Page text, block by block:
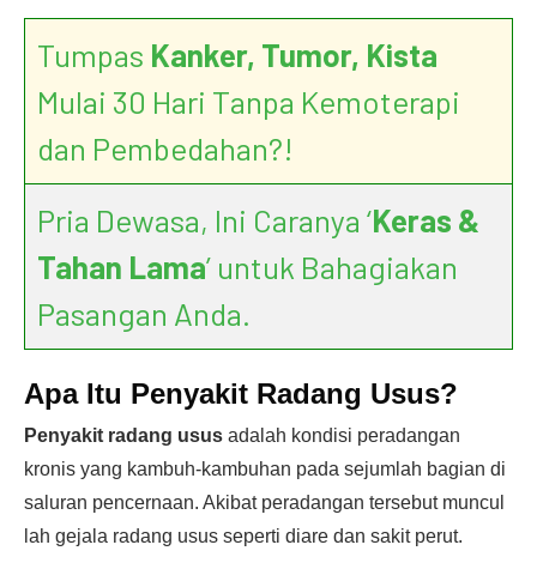
Tumpas Kanker, Tumor, Kista
Mulai 30 Hari Tanpa Kemoterapi
dan Pembedahan?!
Pria Dewasa, Ini Caranya ‘Keras &
Tahan Lama’ untuk Bahagiakan
Pasangan Anda.
Apa Itu Penyakit Radang Usus?
Penyakit radang usus adalah kondisi peradangan
kronis yang kambuh-kambuhan pada sejumlah bagian di
saluran pencernaan. Akibat peradangan tersebut muncul
lah gejala radang usus seperti diare dan sakit perut.